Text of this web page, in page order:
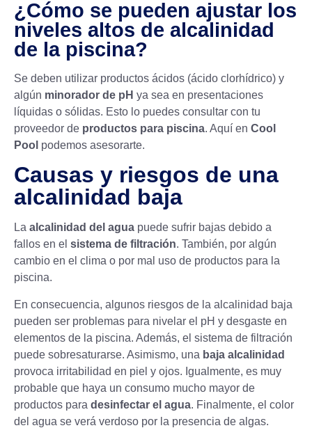
¿Cómo se pueden ajustar los
niveles altos de alcalinidad
de la piscina?
Se deben utilizar productos ácidos (ácido clorhídrico) y
algún minorador de pH ya sea en presentaciones
líquidas o sólidas. Esto lo puedes consultar con tu
proveedor de productos para piscina. Aquí en Cool
Pool podemos asesorarte.
Causas y riesgos de una
alcalinidad baja
La alcalinidad del agua puede sufrir bajas debido a
fallos en el sistema de filtración. También, por algún
cambio en el clima o por mal uso de productos para la
piscina.
En consecuencia, algunos riesgos de la alcalinidad baja
pueden ser problemas para nivelar el pH y desgaste en
elementos de la piscina. Además, el sistema de filtración
puede sobresaturarse. Asimismo, una baja alcalinidad
provoca irritabilidad en piel y ojos. Igualmente, es muy
probable que haya un consumo mucho mayor de
productos para desinfectar el agua. Finalmente, el color
del agua se verá verdoso por la presencia de algas.